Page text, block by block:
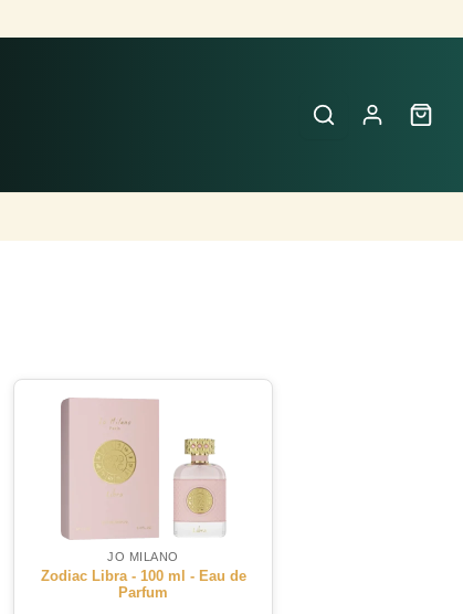
JO MILANO
Zodiac Libra - 100 ml - Eau de
Parfum